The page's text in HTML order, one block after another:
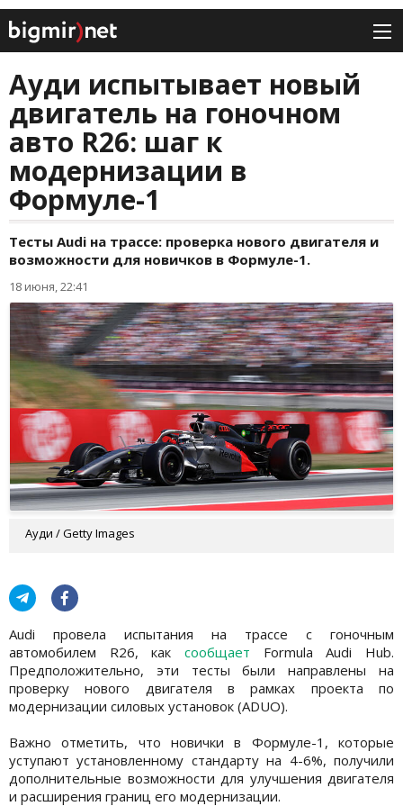
Ауди испытывает новый
двигатель на гоночном
авто R26: шаг к
модернизации в
Формуле-1
Тесты Audi на трассе: проверка нового двигателя и
возможности для новичков в Формуле-1.
18 июня, 22:41
Ауди / Getty Images
Audi провела испытания на трассе с гоночным
автомобилем R26, как сообщает Formula Audi Hub.
Предположительно, эти тесты были направлены на
проверку нового двигателя в рамках проекта по
модернизации силовых установок (ADUO).
Важно отметить, что новички в Формуле-1, которые
уступают установленному стандарту на 4-6%, получили
дополнительные возможности для улучшения двигателя
и расширения границ его модернизации.